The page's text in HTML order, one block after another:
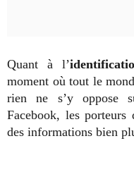
Quant à l’
moment où tout le
rien ne s’y oppose
Facebook, les
des informations bien